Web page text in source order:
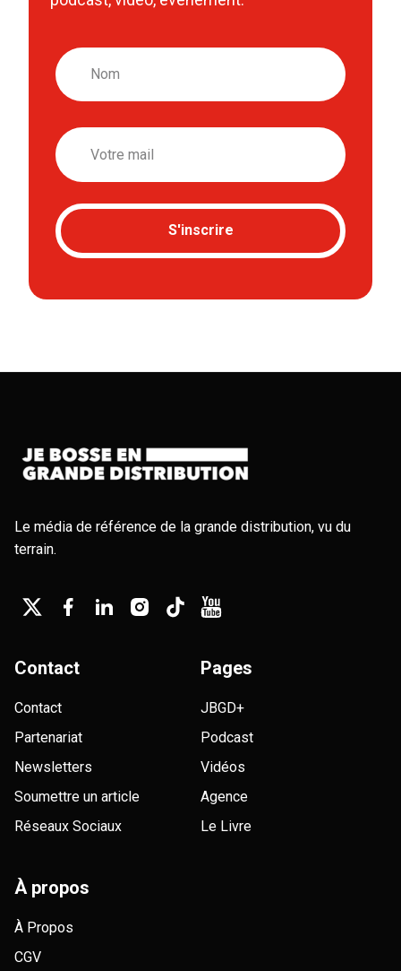
Nom
Email
S'inscrire
Le média de référence de la grande distribution, vu du
terrain.
Contact
Contact
Partenariat
Newsletters
Soumettre un article
Réseaux Sociaux
Pages
JBGD+
Podcast
Vidéos
Agence
Le Livre
À propos
À Propos
CGV